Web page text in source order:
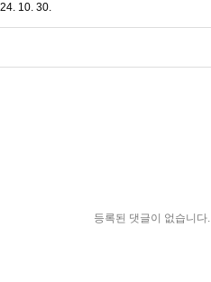
10. 30.
등록된 댓글이 없습니다.